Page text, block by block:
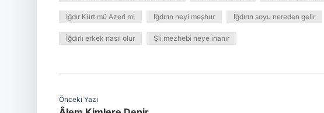
Iğdır Kürt mü Azeri mi Iğdırın neyi meşhur Iğdırın soyu nereden gelir
İğdırlı erkek nasıl olur Şii mezhebi neye inanır
Önceki Yazı